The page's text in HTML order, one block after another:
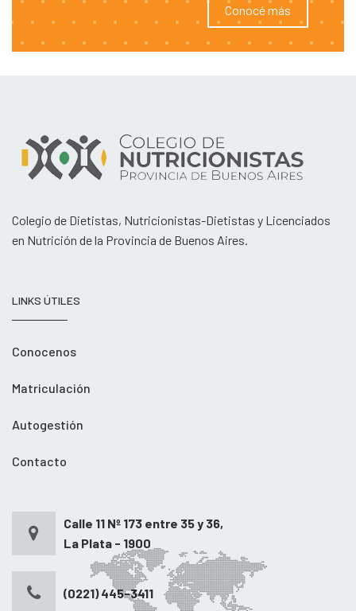
Conocé más
Colegio de Dietistas, Nutricionistas-Dietistas y Licenciados
en Nutrición de la Provincia de Buenos Aires.
LINKS ÚTILES
Conocenos
Matriculación
Autogestión
Contacto
Calle 11 Nº 173 entre 35 y 36,
La Plata - 1900
(0221) 445-3411